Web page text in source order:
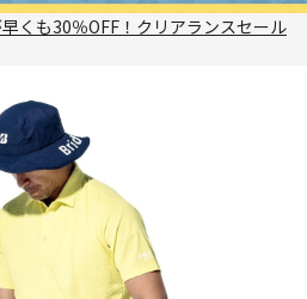
くも30％OFF！クリアランスセール